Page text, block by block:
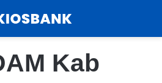
Kab